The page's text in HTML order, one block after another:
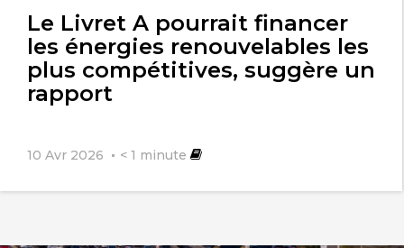
Le Livret A pourrait financer
les énergies renouvelables les
plus compétitives, suggère un
rapport
10 Avr 2026 < 1 minute